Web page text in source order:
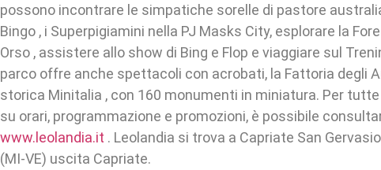
possono incontrare le simpatiche sorelle di pastore
Bingo , i Superpigiamini nella PJ Masks City, esplorare la
Orso , assistere allo show di Bing e Flop e viaggiare sul
parco offre anche spettacoli con acrobati, la Fattoria degli
storica Minitalia , con 160 monumenti in miniatura. Per
su orari, programmazione e promozioni, è possibile
www.leolandia.it . Leolandia si trova a Capriate San
(MI-VE) uscita Capriate.